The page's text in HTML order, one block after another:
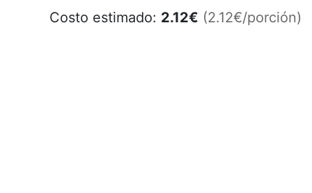
Costo estimado: 2.12€ (2.12€/porción)